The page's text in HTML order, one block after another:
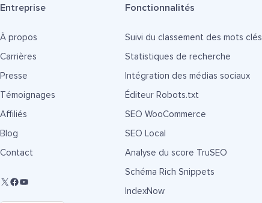
Entreprise
À propos
Carrières
Presse
Témoignages
Affiliés
Blog
Contact
Fonctionnalités
Suivi du classement des mots clés
Statistiques de recherche
Intégration des médias sociaux
Éditeur Robots.txt
SEO WooCommerce
SEO Local
Analyse du score TruSEO
Schéma Rich Snippets
IndexNow